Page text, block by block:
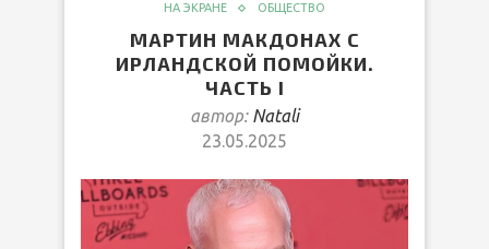
НА ЭКРАНЕ
ОБЩЕСТВО
МАРТИН МАКДОНАХ С
ИРЛАНДСКОЙ ПОМОЙКИ.
ЧАСТЬ I
автор: Natali
23.05.2025